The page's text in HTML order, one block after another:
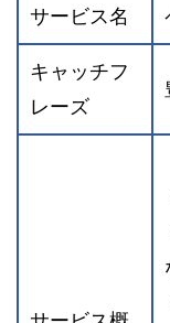
サービス名
キャッチフ
レーズ